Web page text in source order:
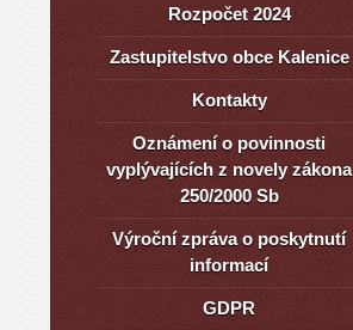
Rozpočet 2024
Zastupitelstvo obce Kalenice
Kontakty
Oznámení o povinnosti
vyplývajících z novely zákona
250/2000 Sb
Výroční zpráva o poskytnutí
informací
GDPR